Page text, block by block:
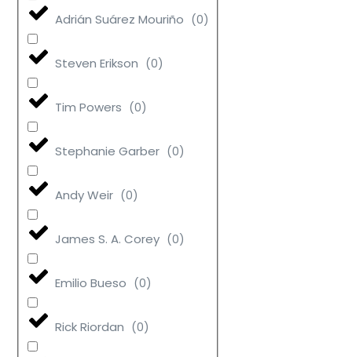
Adrián Suárez Mouriño (0)
Steven Erikson (0)
Tim Powers (0)
Stephanie Garber (0)
Andy Weir (0)
James S. A. Corey (0)
Emilio Bueso (0)
Rick Riordan (0)